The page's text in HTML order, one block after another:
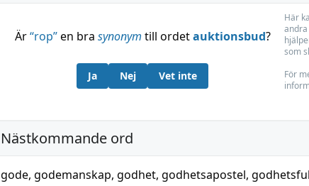
Är“rop”en bra synonym till ordetauktionsbud?
Ja Nej Vet inte
Här
som
För
Nästkommande ord
gode, godemanskap, godhet, godhetsapostel,